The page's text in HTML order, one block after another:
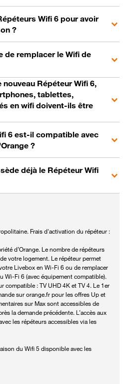
Wifi 6 pour avoir
?
de remplacer le Wifi de
Répéteur Wifi 6,
tablettes,
en wifi doivent-ils être
6 est-il compatible avec
?
déjà le Répéteur Wifi
Frais d'activation du répéteur :
d’Orange. Le nombre de répéteurs
votre logement. Le répéteur permet
Livebox en Wi-Fi 6 ou de remplacer
Wi-Fi 6 (avec équipement compatible).
compatible : TV UHD 4K et TV 4. Le 1er
sur orange.fr pour les offres Up et
sur Max sont accessibles de
la demande précédente. L’accès aux
les répéteurs accessibles via les
du Wifi 5 disponible avec les